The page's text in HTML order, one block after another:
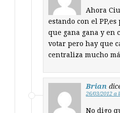
Ahora
estando con el PP,es
que gana gana y en
votar pero hay que
centraliza mucho
Brian
26/03/2012 a
No digo